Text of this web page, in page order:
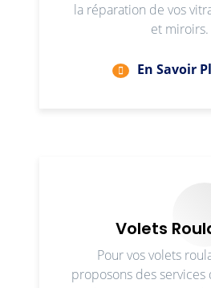
la réparation de vos
et miroirs.
En Savoir
Volets
Pour vos volets
proposons des services